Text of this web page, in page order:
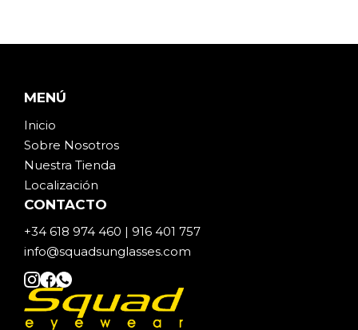
MENÚ
Inicio
Sobre Nosotros
Nuestra Tienda
Localización
CONTACTO
+34 618 974 460 | 916 401 757
info@squadsunglasses.com